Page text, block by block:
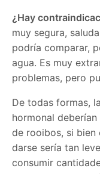
¿Hay
muy segura,
podría comparar,
agua. Es muy
problemas, pero
De todas formas,
hormonal
de rooibos, si bien
darse sería tan
consumir